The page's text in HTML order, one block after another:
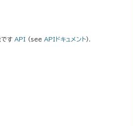
です API (see APIドキュメント).